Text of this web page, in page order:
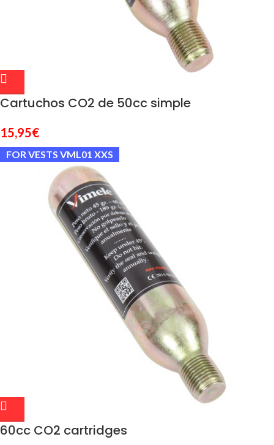
Cartuchos CO2 de 50cc simple
15,95€
FOR VESTS VML01 XXS
60cc CO2 cartridges